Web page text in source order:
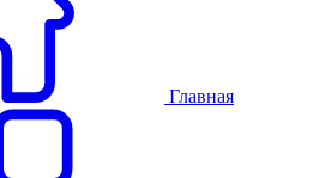
Главная